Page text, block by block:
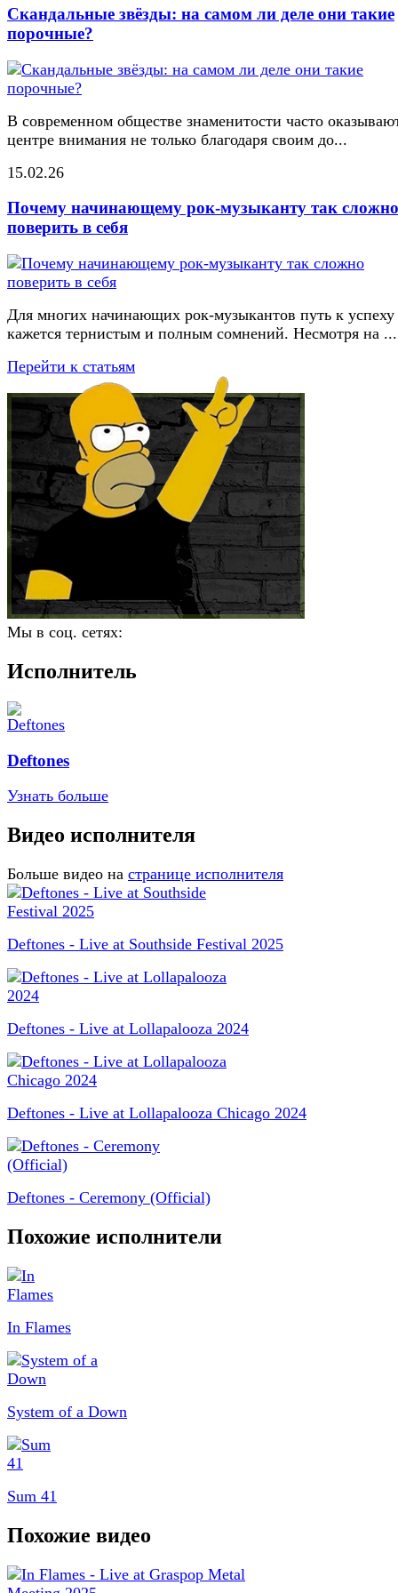
Скандальные звёзды: на самом ли деле они такие
порочные?
В современном обществе знаменитости часто
центре внимания не только благодаря своим до...
15.02.26
Почему начинающему рок-музыканту так сложно
поверить в себя
Для многих начинающих рок-музыкантов путь к успеху
кажется тернистым и полным сомнений. Несмотря на ...
Перейти к статьям
Мы в соц. сетях:
Исполнитель
Deftones
Узнать больше
Видео исполнителя
Больше видео на странице исполнителя
Deftones - Live at Southside Festival 2025
Deftones - Live at Lollapalooza 2024
Deftones - Live at Lollapalooza Chicago 2024
Deftones - Ceremony (Official)
Похожие исполнители
In Flames
System of a Down
Sum 41
Похожие видео